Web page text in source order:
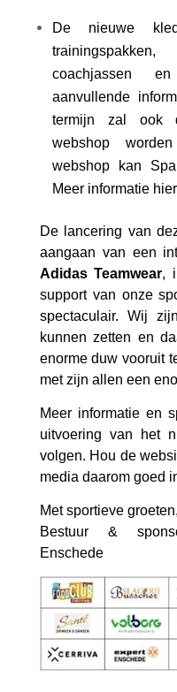
De nieuwe
coachjassen
aanvullende
termijn zal ook
webshop
webshop kan
Meer informatie
De lancering van
aangaan van een
Adidas Teamwear,
support van onze
spectaculair. Wij
kunnen zetten en
enorme duw vooruit
met zijn allen een
Meer informatie en
uitvoering van het
volgen. Hou de
media daarom goed
Met sportieve groeten,
Bestuur &
Enschede